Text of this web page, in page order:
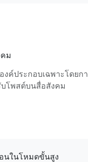
ม
งค์ประกอบเฉพาะโดย
โพสต์บนสื่อสังคม
นในโหมดขั้นสูง